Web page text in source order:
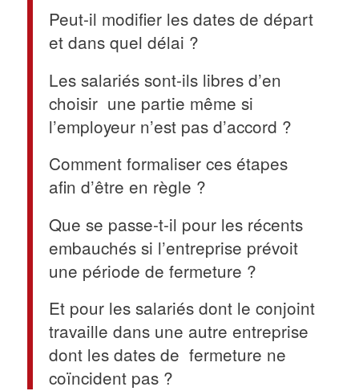
Peut-il modifier les dates de départ
et dans quel délai ?
Les salariés sont-ils libres d’en
choisir une partie même si
l’employeur n’est pas d’accord ?
Comment formaliser ces étapes
afin d’être en règle ?
Que se passe-t-il pour les récents
embauchés si l’entreprise prévoit
une période de fermeture ?
Et pour les salariés dont le conjoint
travaille dans une autre entreprise
dont les dates de fermeture ne
coïncident pas ?